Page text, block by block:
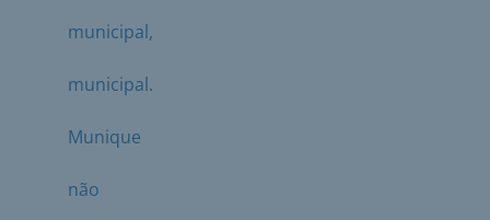
municipal,
municipal.
Munique
não